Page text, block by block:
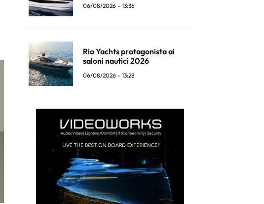
06/08/2026 - 13:36
Rio Yachts protagonista ai
saloni nautici 2026
06/08/2026 - 13:28